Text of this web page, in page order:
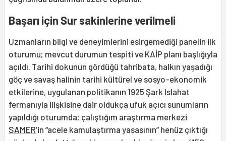
Başarı için Sur sakinlerine verilmeli
Uzmanların bilgi ve deneyimlerini esirgemediği panelin ilk
oturumu; mevcut durumun tespiti ve KAİP planı başlığıyla
açıldı. Tarihi dokunun gördüğü tahribata, halkın yaşadığı
göç ve savaş halinin tarihi kültürel ve sosyo-ekonomik
etkilerine, uygulanan politikanın 1925 Şark Islahat
fermanıyla ilişkisine dair oldukça ufuk açıcı sunumların
yapıldığı oturumda; çalıştığım araştırma merkezi
SAMER’in “acele kamulaştırma yasasının” henüz çıktığı